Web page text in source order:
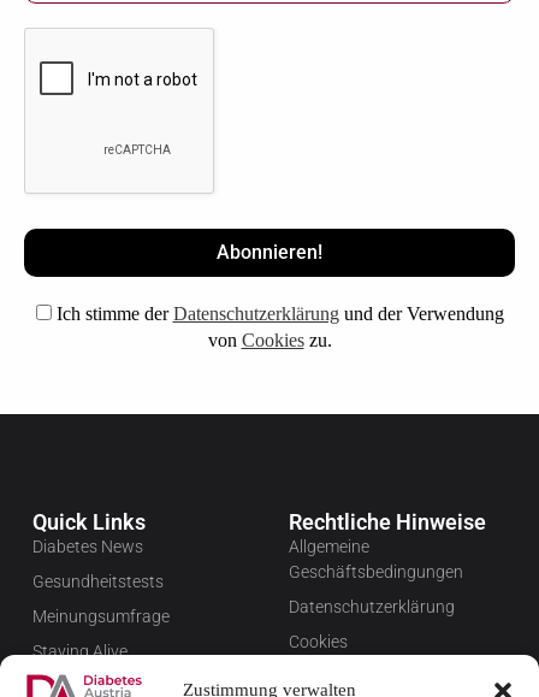
Zustimmung verwalten
Ich stimme derDatenschutzerklärungund der Verwendung
von Cookieszu.
Quick Links
Diabetes News
Gesundheitstests
Meinungsumfrage
Staying Alive
Favoriten
Rechtliche Hinweise
Allgemeine
Geschäftsbedingungen
Datenschutzerklärung
Cookies